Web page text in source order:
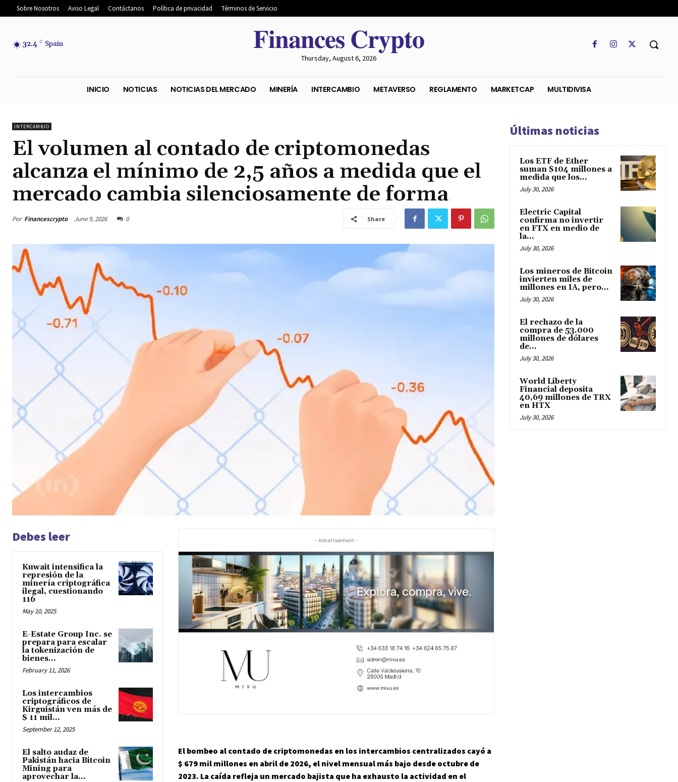
Sobre Nosotros Aviso Legal Contáctanos Política de privacidad Términos de Servicio
32.4 C Spain 𝐅𝐢𝐧𝐚𝐧𝐜𝐞𝐬 𝐂𝐫𝐲𝐩𝐭𝐨
Thursday, August 6, 2026
INTERCAMBIO
El volumen al contado de criptomonedas
alcanza el mínimo de 2,5 años a medida que el
mercado cambia silenciosamente de forma
Por Financescrypto June 9, 2026 0 Share
Debes leer
Kuwait intensifica la
represión de la
minería criptográfica
ilegal, cuestionando
116
May 10, 2025
E-Estate Group Inc. se
prepara para escalar
la tokenización de
bienes...
February 11, 2026
Los intercambios
criptográficos de
Kirguistán ven más de
$ 11 mil...
September 12, 2025
El salto audaz de
Pakistán hacia Bitcoin
Mining para
aprovechar la...
- Advertisement -
El bombeo al contado de criptomonedas en los intercambios centralizados cayó a
$ 679 mil millones en abril de 2026, el nivel mensual más bajo desde octubre de
2023. La caída refleja un mercado bajista que ha exhausto la actividad en el
Últimas noticias
Los ETF de Ether
suman $104 millones a
medida que los...
July 30, 2026
Electric Capital
confirma no invertir
en FTX en medio de
la...
July 30, 2026
Los mineros de Bitcoin
invierten miles de
millones en IA, pero...
July 30, 2026
El rechazo de la
compra de 53.000
millones de dólares
de...
July 30, 2026
World Liberty
Financial deposita
40,69 millones de TRX
en HTX
July 30, 2026